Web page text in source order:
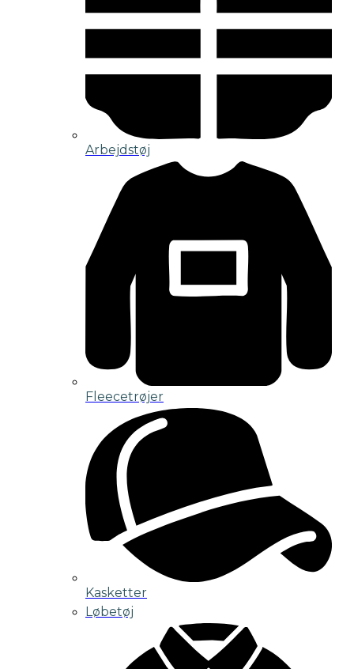
Arbejdstøj
Fleecetrøjer
Kasketter
Løbetøj